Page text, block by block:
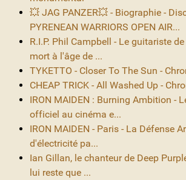
💥 JAG PANZER💥 - Biographie -
PYRENEAN WARRIORS OPEN AIR...
R.I.P. Phil Campbell - Le guitariste
mort à l'âge de ...
TYKETTO - Closer To The Sun -
CHEAP TRICK - All Washed Up -
IRON MAIDEN : Burning Ambition -
officiel au cinéma e...
IRON MAIDEN - Paris - La Défense
d'électricité pa...
Ian Gillan, le chanteur de Deep
lui reste que ...